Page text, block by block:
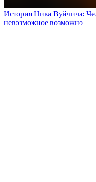
История Ника Вуйчича:
невозможное возможно